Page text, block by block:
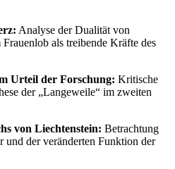
Analyse der Dualität von
als treibende Kräfte des
Urteil der Forschung: Kritische
der „Langeweile“ im zweiten
von Liechtenstein: Betrachtung
und der veränderten Funktion der